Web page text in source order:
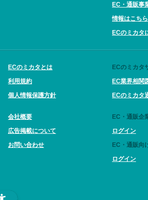
EC・通販事
情報はこちら
ECのミカタ
ECのミカタとは
利用規約
個人情報保護方針
会社概要
広告掲載について
お問い合わせ
ECのミカタ
EC業界相関
ECのミカタ
EC・通販企
ログイン
EC・通販向
ログイン